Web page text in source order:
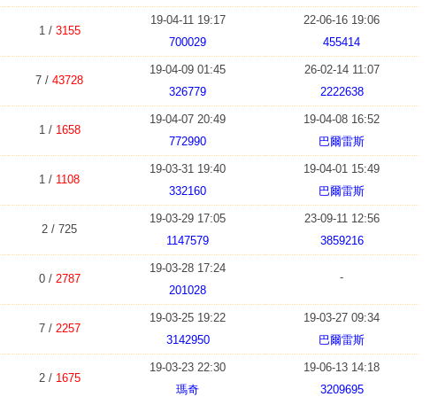
1 / 3155
19-04-11 19:17
700029
22-06-16 19:06
455414
7 / 43728
19-04-09 01:45
326779
26-02-14 11:07
2222638
1 / 1658
19-04-07 20:49
772990
19-04-08 16:52
巴爾雷斯
1 / 1108
19-03-31 19:40
332160
19-04-01 15:49
巴爾雷斯
2 / 725
19-03-29 17:05
1147579
23-09-11 12:56
3859216
0 / 2787
19-03-28 17:24
201028
-
7 / 2257
19-03-25 19:22
3142950
19-03-27 09:34
巴爾雷斯
2 / 1675
19-03-23 22:30
瑪奇
19-06-13 14:18
3209695